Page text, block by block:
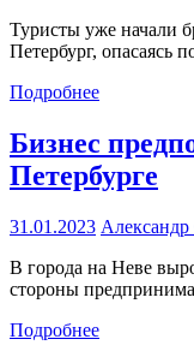
Туристы уже начали
Петербург, опасаясь
Подробнее
Бизнес
Петербурге
31.01.2023
В города на Неве
стороны
Подробнее